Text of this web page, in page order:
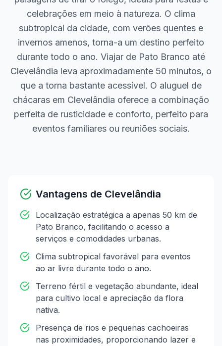
celebrações em meio à natureza. O clima
subtropical da cidade, com verões quentes e
invernos amenos, torna-a um destino perfeito
durante todo o ano. Viajar de Pato Branco até
Clevelândia leva aproximadamente 50 minutos, o
que a torna bastante acessível. O aluguel de
chácaras em Clevelândia oferece a combinação
perfeita de rusticidade e conforto, perfeito para
eventos familiares ou reuniões sociais.
Vantagens de Clevelândia
Localização estratégica a apenas 50 km de
Pato Branco, facilitando o acesso a
serviços e comodidades urbanas.
Clima subtropical favorável para eventos
ao ar livre durante todo o ano.
Terreno fértil e vegetação abundante, ideal
para cultivo local e apreciação da flora
nativa.
Presença de rios e pequenas cachoeiras
nas proximidades, proporcionando lazer e